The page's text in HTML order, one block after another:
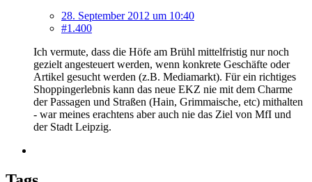
28. September 2012 um 10:40
#1.400
Ich vermute, dass die Höfe am Brühl mittelfristig nur noch
gezielt angesteuert werden, wenn konkrete Geschäfte oder
Artikel gesucht werden (z.B. Mediamarkt). Für ein richtiges
Shoppingerlebnis kann das neue EKZ nie mit dem Charme
der Passagen und Straßen (Hain, Grimmaische, etc) mithalten
- war meines erachtens aber auch nie das Ziel von MfI und
der Stadt Leipzig.